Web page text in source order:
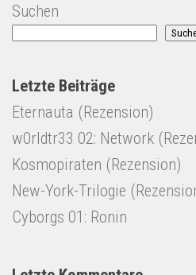
Suchen
Letzte Beiträge
Eternauta (Rezension)
w0rldtr33 02: Network
Kosmopiraten (Rezension)
New-York-Trilogie
Cyborgs 01: Ronin